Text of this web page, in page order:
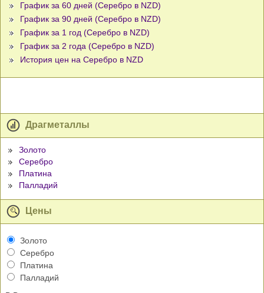
График за 60 дней (Серебро в NZD)
График за 90 дней (Серебро в NZD)
График за 1 год (Серебро в NZD)
График за 2 года (Серебро в NZD)
История цен на Серебро в NZD
Драгметаллы
Золото
Серебро
Платина
Палладий
Цены
Золото
Серебро
Платина
Палладий